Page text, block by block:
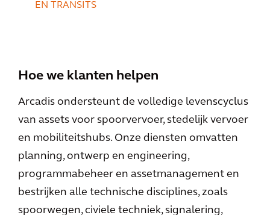
EN TRANSITS
Hoe we klanten helpen
Arcadis ondersteunt de volledige levenscyclus
van assets voor spoorvervoer, stedelijk vervoer
en mobiliteitshubs. Onze diensten omvatten
planning, ontwerp en engineering,
programmabeheer en assetmanagement en
bestrijken alle technische disciplines, zoals
spoorwegen, civiele techniek, signalering,